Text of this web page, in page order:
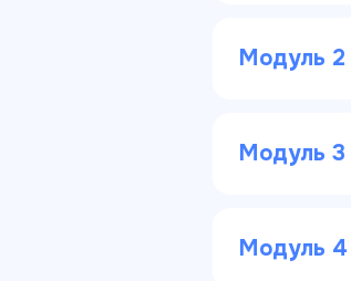
Модуль 2
Модуль 3
Модуль 4